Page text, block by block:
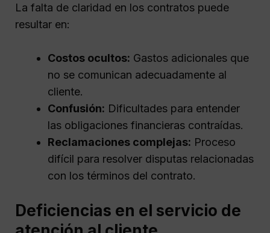
La falta de claridad en los contratos puede
resultar en:
Costos ocultos: Gastos adicionales que
no se comunican adecuadamente al
cliente.
Confusión: Dificultades para entender
las obligaciones financieras contraídas.
Reclamaciones complejas: Proceso
difícil para resolver disputas relacionadas
con los términos del contrato.
Deficiencias en el servicio de